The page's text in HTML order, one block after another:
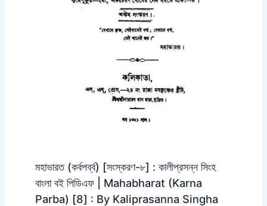
মহাভারত (কর্বপর্ব্ব) [সংস্করণ-৮] : কালীপ্রসন্ন সিংহ
বাংলা বই পিডিএফ | Mahabharat (Karna
Parba) [8] : By Kaliprasanna Singha